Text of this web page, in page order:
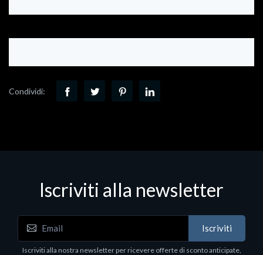
Condividi:
Iscriviti alla newsletter
Iscriviti
Iscriviti alla nostra newsletter per ricevere offerte di sconto anticipate,